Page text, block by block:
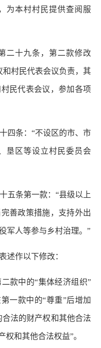
为本村村民提供查阅服
十九条，第二款修改
和村民代表会议负责，其
民代表会议，参加各项
条：“不设区的市、市
垦区等设立村民委员会
条第一款：“县级以上
善政策措施，支持外出
军人等参与乡村治理。”
作以下修改：
款中的“集体经济组织”
一款中的“尊重”后增加
法的财产权和其他合法
权和其他合法权益”。